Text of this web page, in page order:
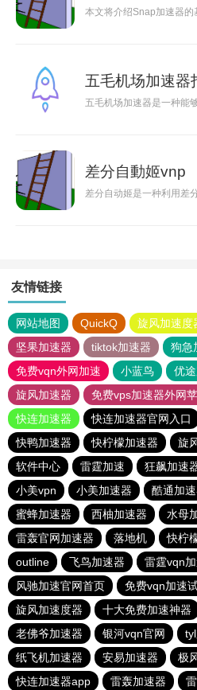
本文将介绍Snap加速器
五毛机场加速器
五毛机场加速器是一种能
差分自動姬vnp
差分自动姬是一种利用差
友情链接
网站地图 QuickQ 旋风加速度
坚果加速器
tiktok加速器
狗急
免费vqn外网加速
小蓝鸟 优
旋风加速器
免费vps加速器外网
快连加速器
快连加速器官网入口
快鸭加速器
快柠檬加速器 旋
软件中心
雷霆加速 狂飙加速
小美vpn
小美加速器 酷通加
蜜蜂加速器
西柚加速器 水母
雷轰官网加速器
落地机 快柠
outline
飞鸟加速器
雷霆vqn
风驰加速官网首页
免费vqn加速
旋风加速度器
十大免费加速神器
老佛爷加速器
银河vqn官网
纸飞机加速器
安易加速器 极
快连加速器app
雷轰加速器